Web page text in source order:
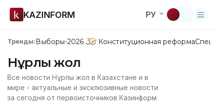
KAZINFORM РУ
Тренды:Выборы-2026 Конституционная реформа
Нұрлы жол
Все новости Нұрлы жол в Казахстане и в
мире - актуальные и эксклюзивные новости
за сегодня от первоисточников Казинформ